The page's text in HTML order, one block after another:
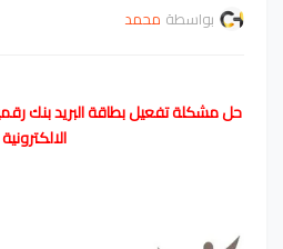
بواسطة محمد
الالكترونية